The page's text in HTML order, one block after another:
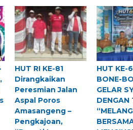
HUT RI KE-81
Dirangkaikan
Peresmian Jalan
Aspal Poros
Amasangeng –
Pengkajoan,
HUT KE-
BONE-
GELAR
DENGAN